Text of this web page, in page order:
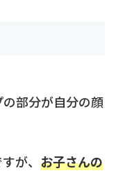
部分が自分の顔
が、 お子さんの